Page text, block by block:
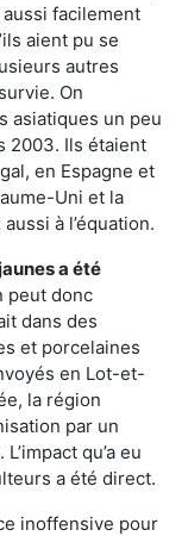
facilement
aient pu se
autres
On
asiatiques un peu
2003. Ils étaient
en Espagne et
Uni et la
à l’équation.
a été
peut donc
dans des
et porcelaines
en Lot-et-
la région
par un
qu’a eu
a été direct.
inoffensive pour